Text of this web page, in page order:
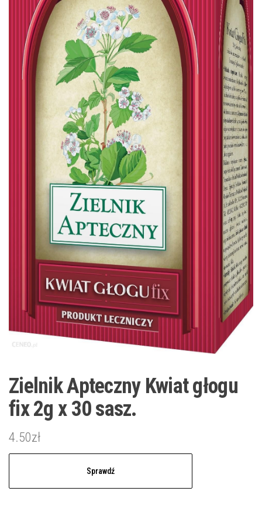
Zielnik Apteczny Kwiat głogu
fix 2g x 30 sasz.
4.50zł
Sprawdź